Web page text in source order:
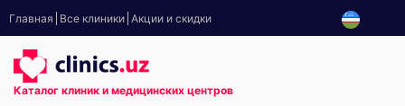
Главная Все клиники Акции и скидки
Каталог клиник и медицинских центров